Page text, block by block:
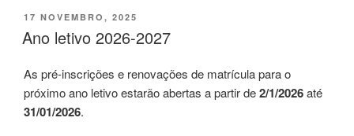
PUBLICADO
EM
17 NOVEMBRO, 2025
Ano letivo 2026-2027
As pré-inscrições e renovações de matrícula para o
próximo ano letivo estarão abertas a partir de2/1/2026até
31/01/2026.